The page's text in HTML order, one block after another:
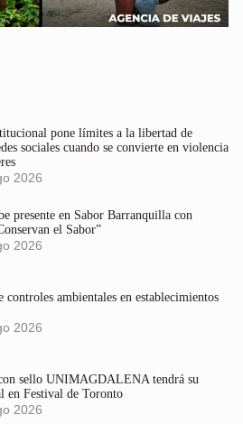
pone límites a la libertad de
sociales cuando se convierte en violencia
2026
presente en Sabor Barranquilla con
el Sabor”
2026
controles ambientales en establecimientos
2026
sello UNIMAGDALENA tendrá su
en Festival de Toronto
2026